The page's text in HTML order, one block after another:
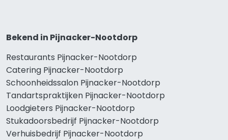
Bekend in Pijnacker-Nootdorp
Restaurants Pijnacker-Nootdorp
Catering Pijnacker-Nootdorp
Schoonheidssalon Pijnacker-Nootdorp
Tandartspraktijken Pijnacker-Nootdorp
Loodgieters Pijnacker-Nootdorp
Stukadoorsbedrijf Pijnacker-Nootdorp
Verhuisbedrijf Pijnacker-Nootdorp